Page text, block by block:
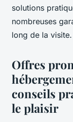
solutions
nombreuses
long de la visite.
Offres
conseils
le plaisir